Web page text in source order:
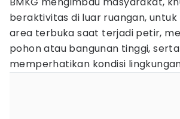
beraktivitas di luar ruangan,
area terbuka saat terjadi petir,
pohon atau bangunan tinggi, serta
memperhatikan kondisi